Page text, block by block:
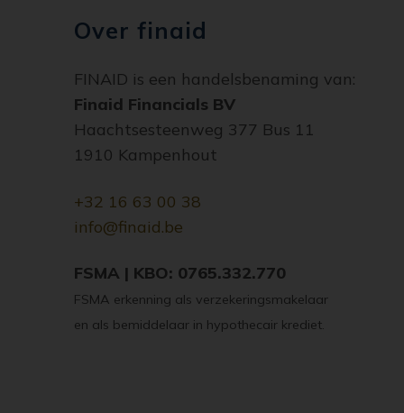
Over finaid
FINAID is een handelsbenaming van:
Finaid Financials BV
Haachtsesteenweg 377 Bus 11
1910 Kampenhout
+32 16 63 00 38
info@finaid.be
FSMA | KBO: 0765.332.770
FSMA erkenning als verzekeringsmakelaar
en als bemiddelaar in hypothecair krediet.